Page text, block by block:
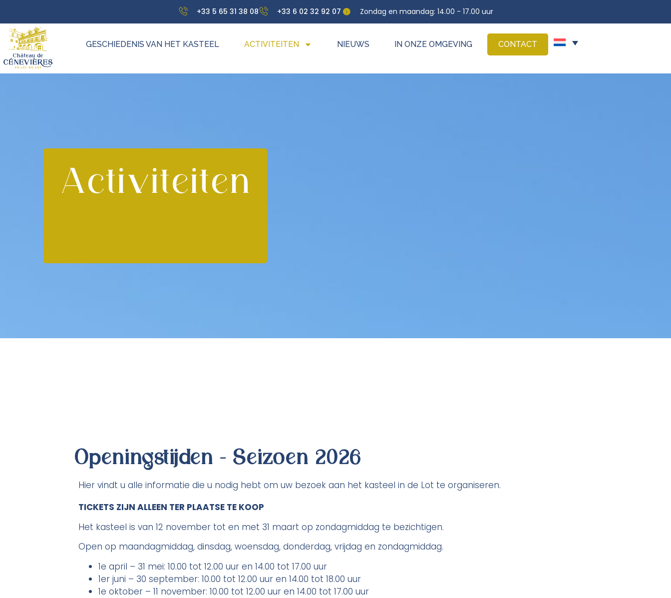
+33 5 65 31 38 08 +33 6 02 32 92 07 Zondag en maandag: 14.00 - 17.00 uur
GESCHIEDENIS VAN HET KASTEEL ACTIVITEITEN NIEUWS IN ONZE OMGEVING CONTACT
Activiteiten
Openingstijden - Seizoen 2026
Hier vindt u alle informatie die u nodig hebt om uw bezoek aan het kasteel in de Lot te organiseren.
TICKETS ZIJN ALLEEN TER PLAATSE TE KOOP
Het kasteel is van 12 november tot en met 31 maart op zondagmiddag te bezichtigen.
Open op maandagmiddag, dinsdag, woensdag, donderdag, vrijdag en zondagmiddag.
1e april – 31 mei: 10.00 tot 12.00 uur en 14.00 tot 17.00 uur
1er juni – 30 september: 10.00 tot 12.00 uur en 14.00 tot 18.00 uur
1e oktober – 11 november: 10.00 tot 12.00 uur en 14.00 tot 17.00 uur